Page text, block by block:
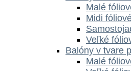
Malé
Midi
Veľké
Balóny v tvare
Malé